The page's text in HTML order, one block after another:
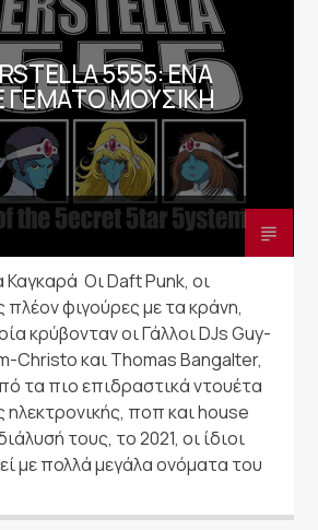
5555: ΈΝΑ
ΓΕΜΆΤΟ ΜΟΥΣΙΚΉ
Οι Daft Punk, oι
πλέον φιγούρες με τα κράνη,
κρύβονταν οι Γάλλοι DJs Guy-
Christo και Thomas Bangalter,
τα πιο επιδραστικά ντουέτα
ηλεκτρονικής, ποπ και house
τους, το 2021, οι ίδιοι
με πολλά μεγάλα ονόματα του